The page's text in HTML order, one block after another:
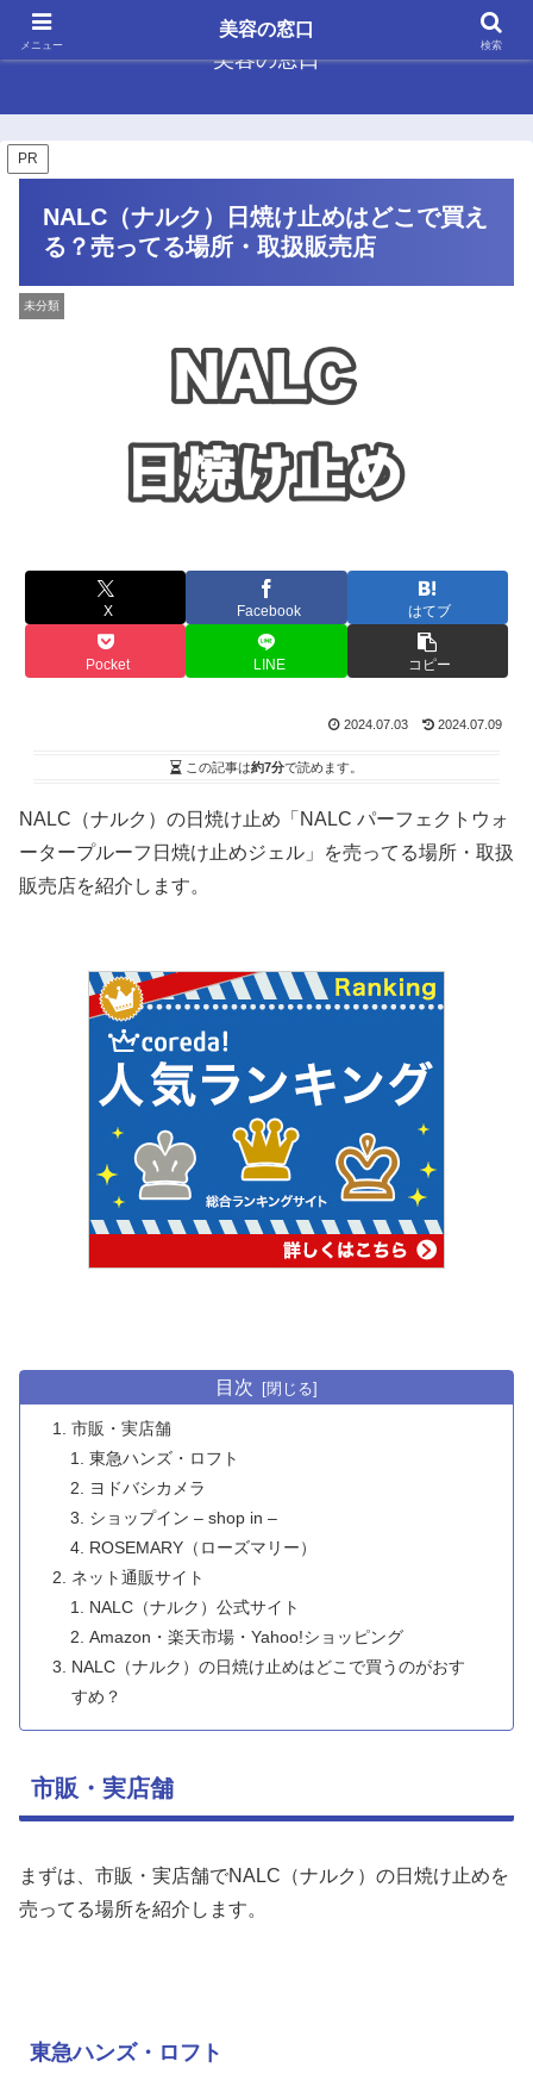
美容の窓口
PR
NALC（ナルク）日焼け止めはどこで買え
る？売ってる場所・取扱販売店
未分類
X Facebook はてブ
Pocket LINE コピー
2024.07.03 2024.07.09
この記事は約7分で読めます。
NALC（ナルク）の日焼け止め「NALC パーフェクトウォ
ータープルーフ日焼け止めジェル」を売ってる場所・取扱
販売店を紹介します。
目次
市販・実店舗
東急ハンズ・ロフト
ヨドバシカメラ
ショップイン – shop in –
ROSEMARY（ローズマリー）
ネット通販サイト
NALC（ナルク）公式サイト
Amazon・楽天市場・Yahoo!ショッピング
NALC（ナルク）の日焼け止めはどこで買うのがおす
すめ？
市販・実店舗
まずは、市販・実店舗でNALC（ナルク）の日焼け止めを
売ってる場所を紹介します。
東急ハンズ・ロフト
メニュー
美容の窓口
検索